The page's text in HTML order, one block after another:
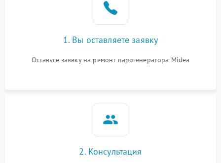
1. Вы оставляете заявку
Оставьте заявку на ремонт парогенератора Midea
2. Консультация